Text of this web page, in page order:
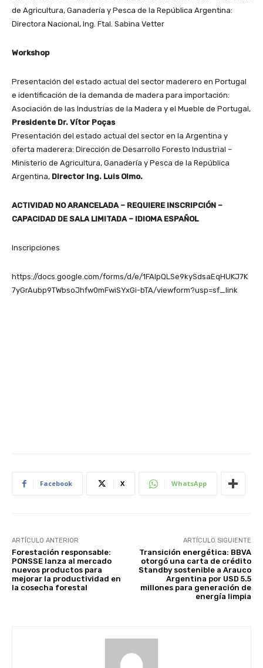
de Agricultura, Ganadería y Pesca de la República Argentina:
Directora Nacional, Ing. Ftal. Sabina Vetter
Workshop
Presentación del estado actual del sector maderero en Portugal
e identificación de la demanda de madera para importación:
Asociación de las Industrias de la Madera y el Mueble de Portugal,
Presidente Dr. Vítor Poças
Presentación del estado actual del sector en la Argentina y
oferta maderera: Dirección de Desarrollo Foresto Industrial –
Ministerio de Agricultura, Ganadería y Pesca de la República
Argentina, Director Ing. Luis Olmo.
ACTIVIDAD NO ARANCELADA – REQUIERE INSCRIPCIÓN –
CAPACIDAD DE SALA LIMITADA – IDIOMA ESPAÑOL
Inscripciones
https://docs.google.com/forms/d/e/1FAIpQLSe9kySdsaEqHUKJ7K
7yGrAubp9TWbsoJhfw0mFwiSYxGi-bTA/viewform?usp=sf_link
Facebook X WhatsApp
ARTÍCULO ANTERIOR
Forestación responsable:
PONSSE lanza al mercado
nuevos productos para
mejorar la productividad en
la cosecha forestal
ARTÍCULO SIGUIENTE
Transición energética: BBVA
otorgó una carta de crédito
Standby sostenible a Arauco
Argentina por USD 5.5
millones para generación de
energía limpia